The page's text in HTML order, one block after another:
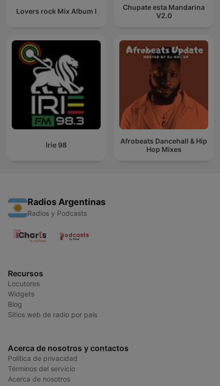
Lovers rock Mix Album I
Chupate esta Mandarina
V2.0
Irie 98
Afrobeats Dancehall & Hip
Hop Mixes
Radios Argentinas
Radios y Podcasts
Recursos
Locutores
Widgets
Blog
Sitios web de radio por país
Acerca de nosotros y contactos
Política de privacidad
Términos del servicio
Acerca de nosotros